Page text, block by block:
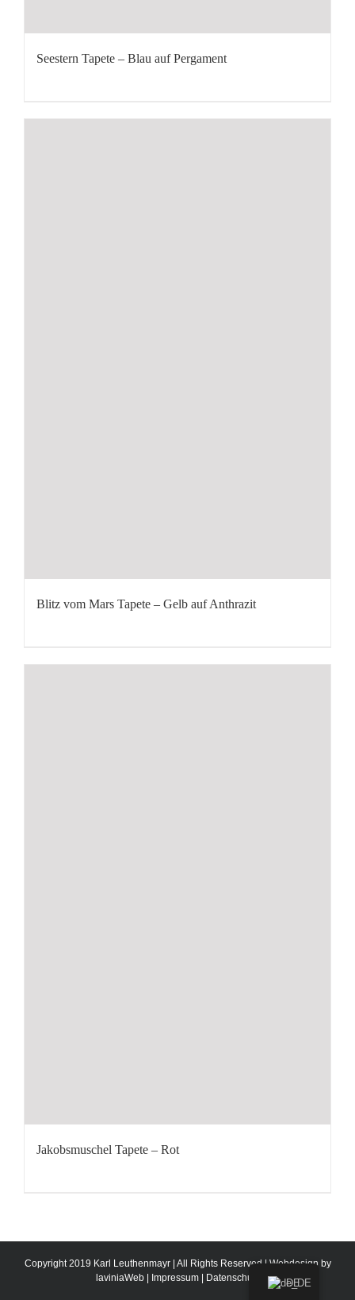
Seestern Tapete – Blau auf Pergament
Blitz vom Mars Tapete – Gelb auf Anthrazit
Jakobsmuschel Tapete – Rot
Copyright 2019 Karl Leuthenmayr | All Rights Reserved | Webdesign by
laviniaWeb| Impressum| Datenschutz DE